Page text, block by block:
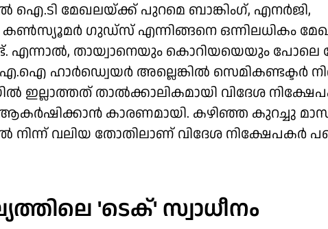
ഐ.ടി മേഖലയ്ക്ക് പുറമെ ബാങ്കിംഗ്, എനര്‍ജി,
ഗുഡ്‌സ് എന്നിങ്ങനെ ഒന്നിലധികം
എന്നാല്‍, തായ്വാനെയും കൊറിയയെയും
എ.ഐ ഹാര്‍ഡ്വെയര്‍ അല്ലെങ്കില്‍ സെമികണ്ടക്ടര്‍
ഇല്ലാത്തത് താല്‍ക്കാലികമായി വിദേശ
കാരണമായി. കഴിഞ്ഞ കുറച്ചു
നിന്ന് വലിയ തോതിലാണ് വിദേശ നിക്ഷേപകര്‍
'ടെക്' സ്വാധീനം